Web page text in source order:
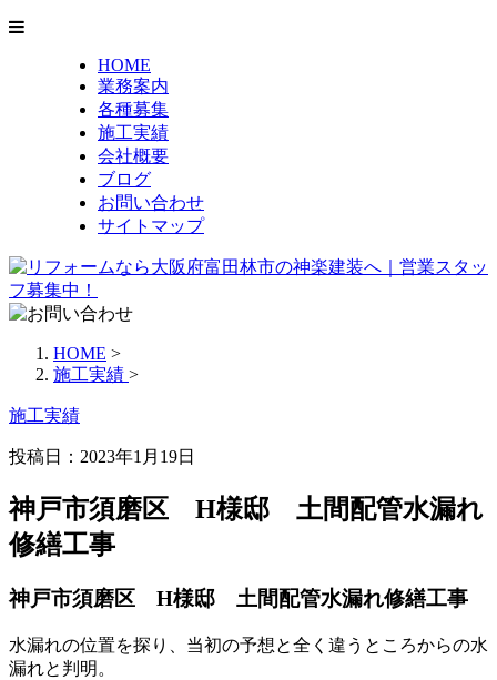
HOME
業務案内
各種募集
施工実績
会社概要
ブログ
お問い合わせ
サイトマップ
HOME >
施工実績 >
施工実績
投稿日：2023年1月19日
神戸市須磨区 H様邸 土間配管水漏れ
修繕工事
神戸市須磨区 H様邸 土間配管水漏れ修繕工事
水漏れの位置を探り、当初の予想と全く違うところからの水
漏れと判明。